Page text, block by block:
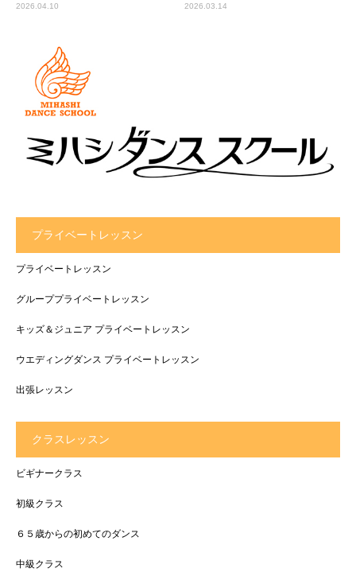
2026.04.10 2026.03.14
プライベートレッスン
プライベートレッスン
グループプライベートレッスン
キッズ＆ジュニア プライベートレッスン
ウエディングダンス プライベートレッスン
出張レッスン
クラスレッスン
ビギナークラス
初級クラス
６５歳からの初めてのダンス
中級クラス